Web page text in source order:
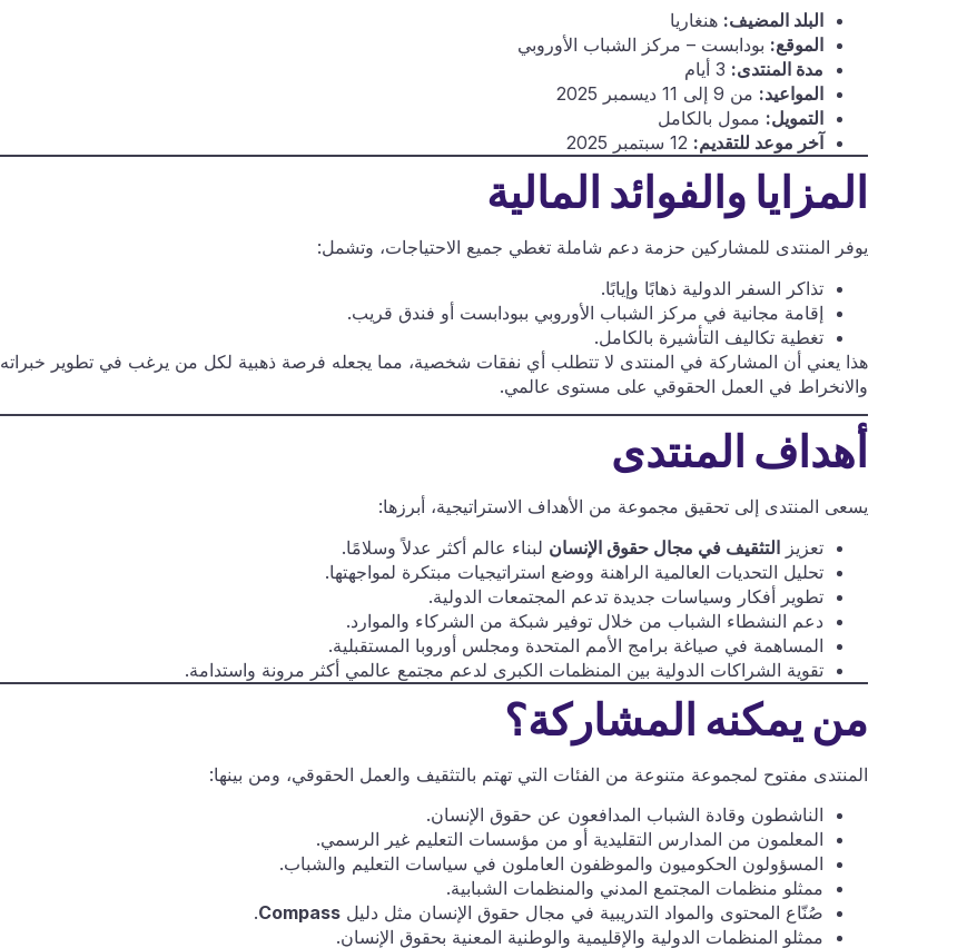
البلد المضيف: هنغاريا
الموقع: بودابست – مركز الشباب الأوروبي
مدة المنتدى:
المواعيد: من 9 إلى 11 ديسمبر 2025
التمويل: ممول بالكامل
آخر موعد للتقديم:
المزايا والفوائد المالية
يوفر المنتدى للمشاركين حزمة دعم شاملة تغطي جميع الاحتياجات، وتشمل:
تذاكر السفر الدولية ذهابًا وإيابًا.
إقامة مجانية في مركز الشباب الأوروبي ببودابست أو فندق قريب.
تغطية تكاليف التأشيرة بالكامل.
هذا يعني أن المشاركة في المنتدى لا تتطلب أي نفقات شخصية، مما يجعله فرصة ذهبية لكل من يرغب في تطوير خبراته
والانخراط في العمل الحقوقي على مستوى عالمي.
أهداف المنتدى
يسعى المنتدى إلى تحقيق مجموعة من الأهداف الاستراتيجية، أبرزها:
تعزيز التثقيف في مجال حقوق الإنسان لبناء عالم أكثر عدلاً وسلامًا.
تحليل التحديات العالمية الراهنة ووضع استراتيجيات مبتكرة لمواجهتها.
تطوير أفكار وسياسات جديدة تدعم المجتمعات الدولية.
دعم النشطاء الشباب من خلال توفير شبكة من الشركاء والموارد.
المساهمة في صياغة برامج الأمم المتحدة ومجلس أوروبا المستقبلية.
تقوية الشراكات الدولية بين المنظمات الكبرى لدعم مجتمع عالمي أكثر مرونة واستدامة.
من يمكنه المشاركة؟
المنتدى مفتوح لمجموعة متنوعة من الفئات التي تهتم بالتثقيف والعمل الحقوقي، ومن بينها:
الناشطون وقادة الشباب المدافعون عن حقوق الإنسان.
المعلمون من المدارس التقليدية أو من مؤسسات التعليم غير الرسمي.
المسؤولون الحكوميون والموظفون العاملون في سياسات التعليم والشباب.
ممثلو منظمات المجتمع المدني والمنظمات الشبابية.
صُنّاع المحتوى والمواد التدريبية في مجال حقوق الإنسان مثل دليل Compass
.
ممثلو المنظمات الدولية والإقليمية والوطنية المعنية بحقوق الإنسان.